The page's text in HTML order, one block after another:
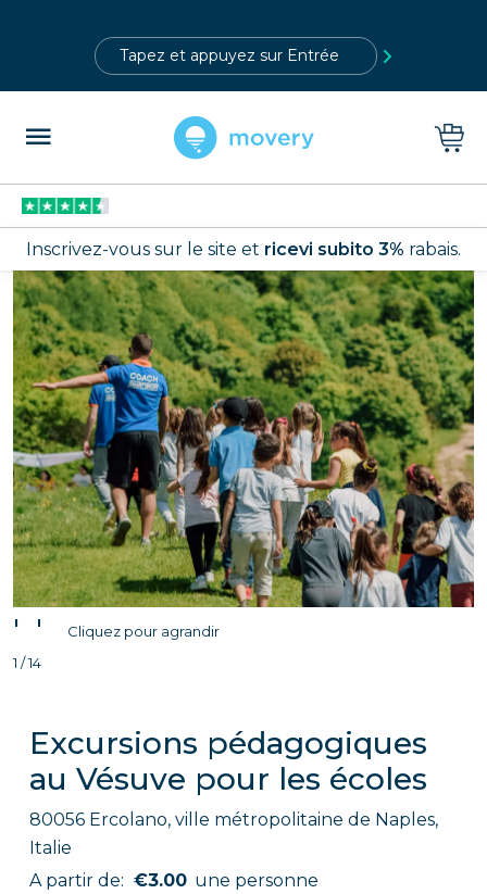
Inscrivez-vous sur le site et ricevi subito 3% rabais.
' '
Cliquez pour agrandir
1 / 14
Excursions pédagogiques
au Vésuve pour les écoles
80056 Ercolano, ville métropolitaine de Naples,
Italie
A partir de: €3.00 une personne